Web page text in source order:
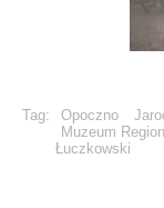
Tag: Opoczno
Muzeum
Łuczkowski